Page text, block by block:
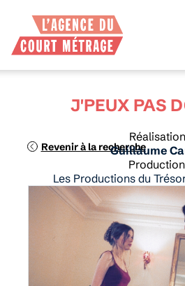
Revenir à la recherche
J'PEUX PAS
Réalisation
Guillaume
Production
Les Productions du